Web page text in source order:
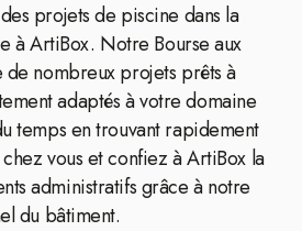
projets de piscine dans la
à ArtiBox. Notre Bourse aux
de nombreux projets prêts à
adaptés à votre domaine
temps en trouvant rapidement
vous et confiez à ArtiBox la
administratifs grâce à notre
du bâtiment.